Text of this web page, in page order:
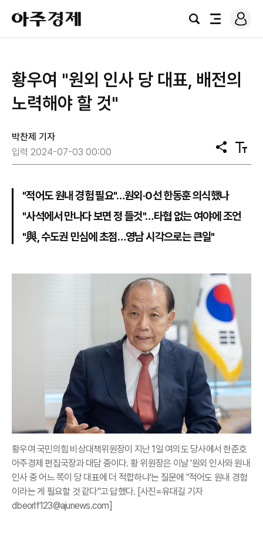
아
주
경
검
전
로
그
황우여 "원외 인사 당 대표, 배전의
노력해야 할 것"
박찬제 기자
입력 2024-07-03 00:00
공
유
텍
스
"적어도 원내 경험 필요"…원외·0선 한동훈 의식했나
"사석에서 만나다 보면 정 들것"…타협 없는 여야에 조언
"與, 수도권 민심에 초점…영남 시각으로는 큰일"
황우여 국민의힘 비상대책위원장이 지난 1일 여의도 당사에서 한준호
아주경제 편집국장과 대담 중이다. 황 위원장은 이날 '원외 인사와 원내
인사 중 어느 쪽이 당 대표에 더 적합하냐'는 질문에 "적어도 원내 경험
이라는 게 필요할 것 같다"고 답했다. [사진=유대길 기자
dbeorlf123@ajunews.com]